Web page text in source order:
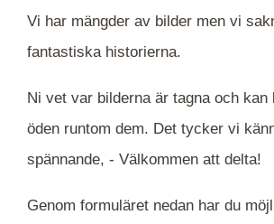
Vi har mängder av bilder men vi
fantastiska historierna.
Ni vet var bilderna är tagna och kan
öden runtom dem. Det tycker vi
spännande, - Välkommen att delta!
Genom formuläret nedan har du